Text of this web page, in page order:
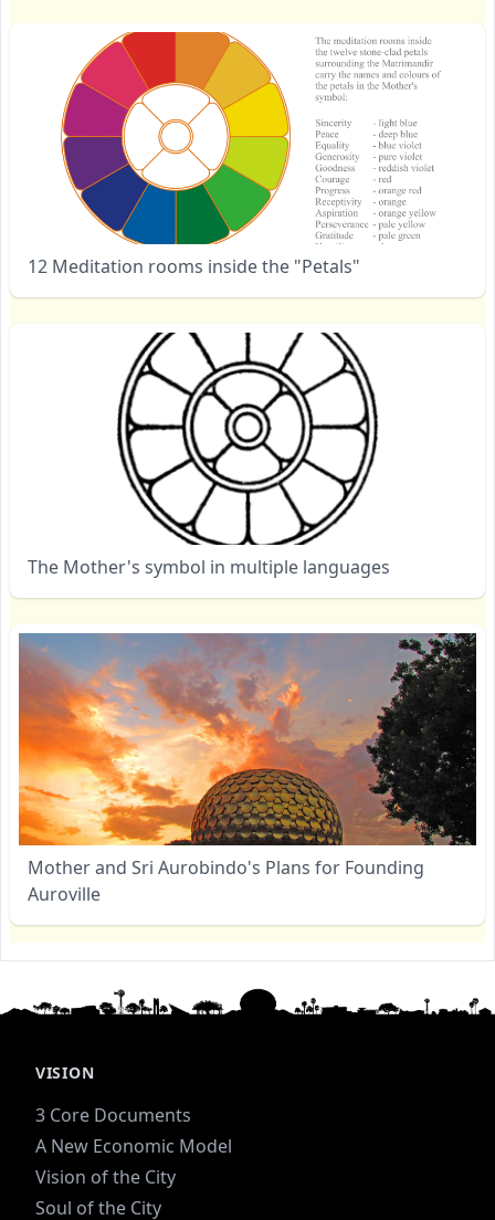
12 Meditation rooms inside the "Petals"
The Mother's symbol in multiple languages
Mother and Sri Aurobindo's Plans for Founding
Auroville
VISION
3 Core Documents
A New Economic Model
Vision of the City
Soul of the City